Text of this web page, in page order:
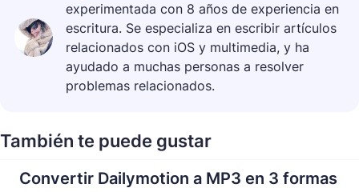
experimentada con 8 años de experiencia en
escritura. Se especializa en escribir artículos
relacionados con iOS y multimedia, y ha
ayudado a muchas personas a resolver
problemas relacionados.
También te puede gustar
Convertir Dailymotion a MP3 en 3 formas